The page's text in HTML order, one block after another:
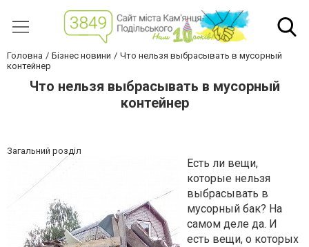
Головна Бізнес новини
Что нельзя выбрасывать в мусорный
контейнер
Что нельзя выбрасывать в мусорный
контейнер
Загальний розділ
Есть ли вещи,
которые нельзя
выбрасывать в
мусорный бак? На
самом деле да. И
есть вещи, о которых